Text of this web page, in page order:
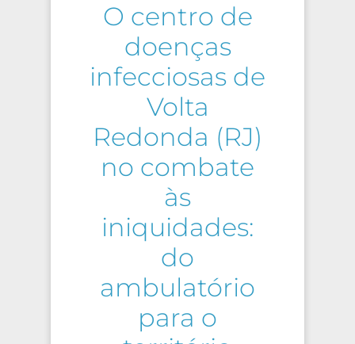
O centro de
doenças
infecciosas de
Volta
Redonda (RJ)
no combate
às
iniquidades:
do
ambulatório
para o